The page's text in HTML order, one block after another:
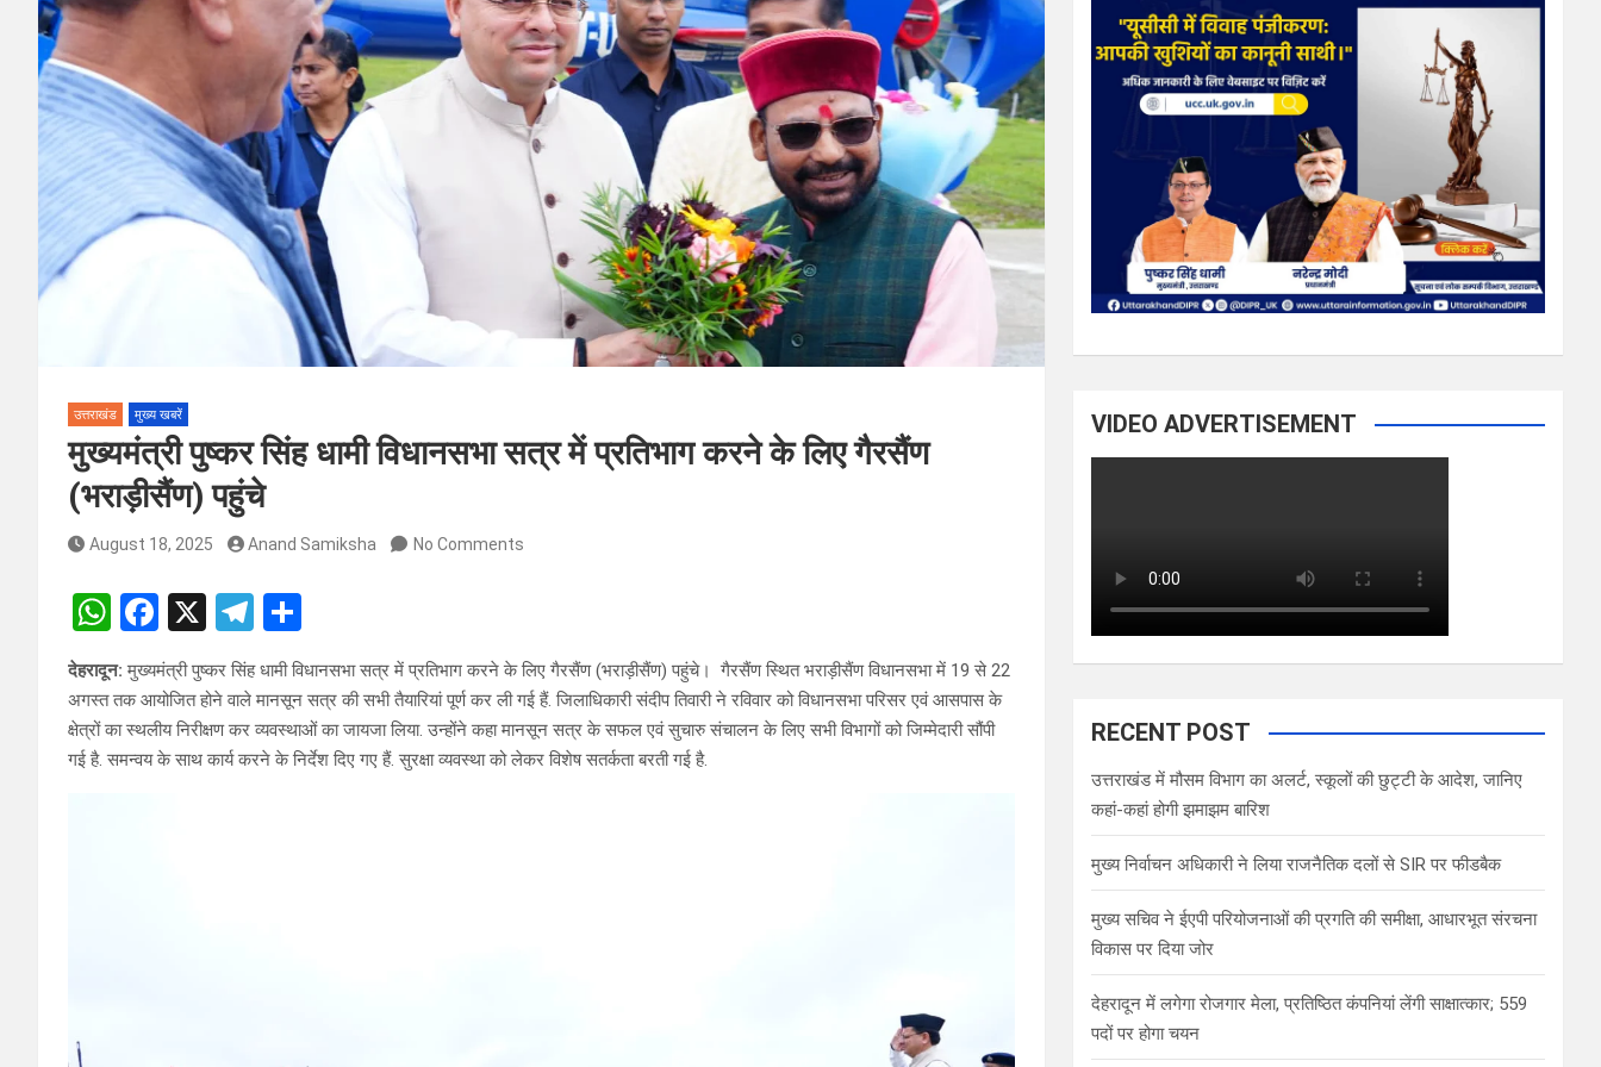
उत्तराखंड मुख्य खबरें
मुख्यमंत्री पुष्कर सिंह धामी विधानसभा सत्र में प्रतिभाग करने के लिए गैरसैंण
(भराड़ीसैंण) पहुंचे
August 18, 2025 Anand Samiksha No Comments
W
at
s
A
F
a
ce
b
o
X
T
el
e
gr
a
ar
e
देहरादून:मुख्यमंत्री पुष्कर सिंह धामी विधानसभा सत्र में प्रतिभाग करने के लिए गैरसैंण (भराड़ीसैंण) पहुंचे। गैरसैंण स्थित भराड़ीसैंण विधानसभा में 19 से 22
अगस्त तक आयोजित होने वाले मानसून सत्र की सभी तैयारियां पूर्ण कर ली गई हैं. जिलाधिकारी संदीप तिवारी ने रविवार को विधानसभा परिसर एवं आसपास के
क्षेत्रों का स्थलीय निरीक्षण कर व्यवस्थाओं का जायजा लिया. उन्होंने कहा मानसून सत्र के सफल एवं सुचारु संचालन के लिए सभी विभागों को जिम्मेदारी सौंपी
गई है. समन्वय के साथ कार्य करने के निर्देश दिए गए हैं. सुरक्षा व्यवस्था को लेकर विशेष सतर्कता बरती गई है.
VIDEO ADVERTISEMENT
RECENT POST
उत्तराखंड में मौसम विभाग का अलर्ट, स्कूलों की छुट्टी के आदेश, जानिए
कहां-कहां होगी झमाझम बारिश
मुख्य निर्वाचन अधिकारी ने लिया राजनैतिक दलों से SIR पर फीडबैक
मुख्य सचिव ने ईएपी परियोजनाओं की प्रगति की समीक्षा, आधारभूत संरचना
विकास पर दिया जोर
देहरादून में लगेगा रोजगार मेला, प्रतिष्ठित कंपनियां लेंगी साक्षात्कार; 559
पदों पर होगा चयन